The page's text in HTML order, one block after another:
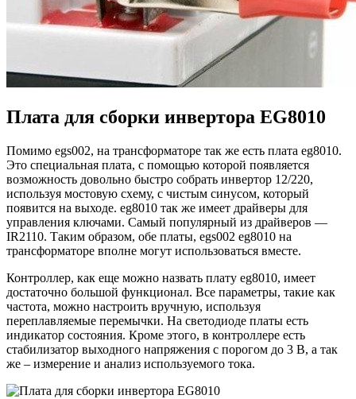
Плата для сборки инвертора EG8010
Помимо egs002, на трансформаторе так же есть плата eg8010.
Это специальная плата, с помощью которой появляется
возможность довольно быстро собрать инвертор 12/220,
используя мостовую схему, с чистым синусом, который
появится на выходе. eg8010 так же имеет драйверы для
управления ключами. Самый популярный из драйверов —
IR2110. Таким образом, обе платы, egs002 eg8010 на
трансформаторе вполне могут использоваться вместе.
Контроллер, как еще можно назвать плату eg8010, имеет
достаточно большой функционал. Все параметры, такие как
частота, можно настроить вручную, используя
переплавляемые перемычки. На светодиоде платы есть
индикатор состояния. Кроме этого, в контроллере есть
стабилизатор выходного напряжения с порогом до 3 В, а так
же – измерение и анализ используемого тока.